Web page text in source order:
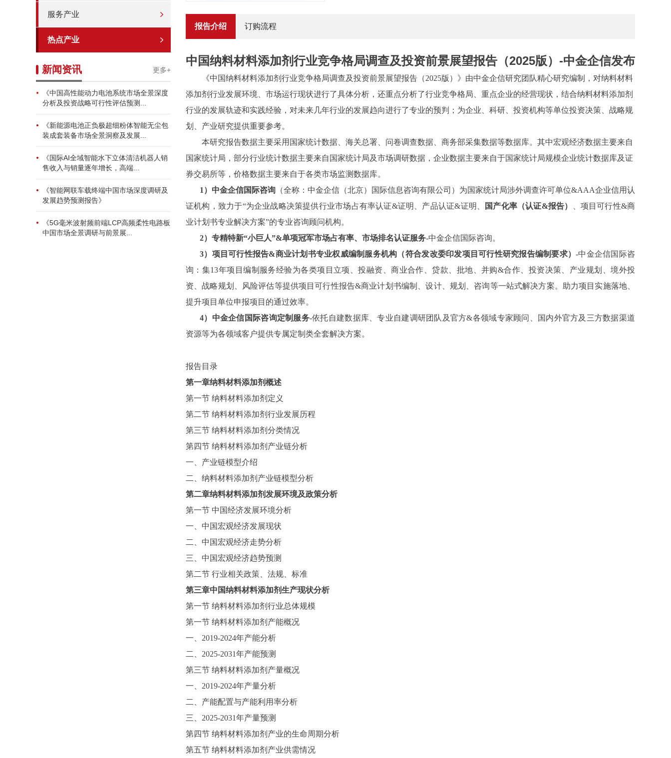
服务产业
热点产业
新闻资讯 更多+
《中国高性能动力电池系统市场全景深度
分析及投资战略可行性评估预测...
《新能源电池正负极超细粉体智能无尘包
装成套装备市场全景洞察及发展...
《国际AI全域智能水下立体清洁机器人销
售收入与销量逐年增长，高端...
《智能网联车载终端中国市场深度调研及
发展趋势预测报告》
《5G毫米波射频前端LCP高频柔性电路板
中国市场全景调研与前景展...
报告介绍 订购流程
中国纳料材料添加剂行业竞争格局调查及投资前景展望报告（2025版）-中金企信发布
《中国纳料材料添加剂行业竞争格局调查及投资前景展望报告 （2025版 ） 》由中金企信研究团队精心研究编制，对纳料材料
添加剂行业发展环境、市场运行现状进行了具体分析，还重点分析了行业竞争格局、重点企业的经营现状，结合纳料材料添加剂
行业的发展轨迹和实践经验，对未来几年行业的发展趋向进行了专业的预判；为企业、科研、投资机构等单位投资决策、战略规
划、产业研究提供重要参考。
本研究报告数据主要采用国家统计数据、海关总署、问卷调查数据、商务部采集数据等数据库。其中宏观经济数据主要来自
国家统计局，部分行业统计数据主要来自国家统计局及市场调研数据，企业数据主要来自于国家统计局规模企业统计数据库及证
券交易所等，价格数据主要来自于各类市场监测数据库。
1）中金企信国际咨询 （全称：中金企信（北京）国际信息咨询有限公司）为国家统计局涉外调查许可单位&AAA企业信用认
证机构，致力于“为企业战略决策提供行业市场占有率认证&证明、产品认证&证明、 国产化率（认证&报告） 项目可行性&商
业计划书专业解决方案”的专业咨询顾问机构。
2）专精特新“小巨人”&单项冠军市场占有率、市场排名认证服务-中金企信国际咨询。
3）项目可行性报告&商业计划书专业权威编制服务机构（符合发改委印发项目可行性研究报告编制要求）-中金企信国际咨
询：集13年项目编制服务经验为各类项目立项、投融资、商业合作、贷款、批地、并购&合作、投资决策、产业规划、境外投
资、战略规划、风险评估等提供项目可行性报告&商业计划书编制、设计、规划、咨询等一站式解决方案。助力项目实施落地、
提升项目单位申报项目的通过效率。
4）中金企信国际咨询定制服务-依托自建数据库、专业自建调研团队及官方&各领域专家顾问、国内外官方及三方数据渠道
资源等为各领域客户提供专属定制类全套解决方案。
报告目录
第一章纳料材料添加剂概述
第一节 纳料材料添加剂定义
第二节 纳料材料添加剂行业发展历程
第三节 纳料材料添加剂分类情况
第四节 纳料材料添加剂产业链分析
一、产业链模型介绍
二、纳料材料添加剂产业链模型分析
第二章纳料材料添加剂发展环境及政策分析
第一节 中国经济发展环境分析
一、中国宏观经济发展现状
二、中国宏观经济走势分析
三、中国宏观经济趋势预测
第二节 行业相关政策、法规、标准
第三章中国纳料材料添加剂生产现状分析
第一节 纳料材料添加剂行业总体规模
第一节 纳料材料添加剂产能概况
一、 2019-2024年产能分析
二、 2025-2031年产能预测
第三节 纳料材料添加剂产量概况
一、 2019-2024年产量分析
二、产能配置与产能利用率分析
三、 2025-2031年产量预测
第四节 纳料材料添加剂产业的生命周期分析
第五节 纳料材料添加剂产业供需情况